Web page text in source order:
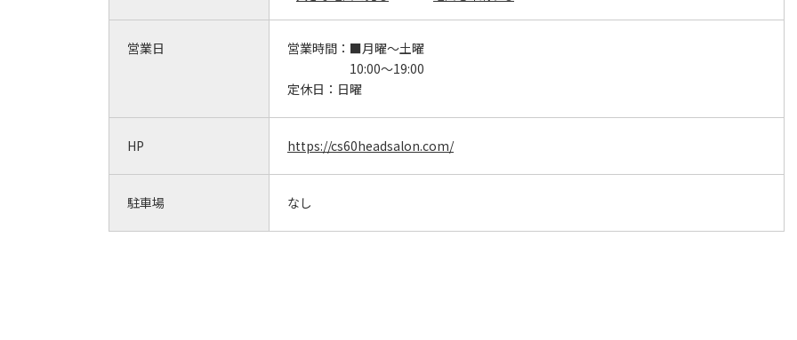
営業日 営業時間： ■月曜～土曜
10:00～19:00
定休日： 日曜
HP https://cs60headsalon.com/
駐車場 なし